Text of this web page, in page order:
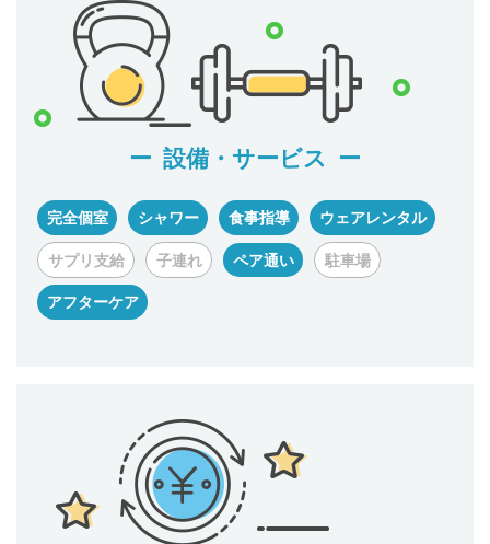
設備・サービス
完全個室 シャワー 食事指導 ウェアレンタル
サプリ支給 子連れ ペア通い 駐車場
アフターケア